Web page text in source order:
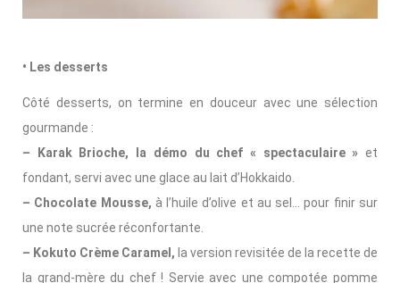
• Les desserts
Côté desserts, on termine en douceur avec une sélection
gourmande :
– Karak Brioche, la démo du chef « spectaculaire » et
fondant, servi avec une glace au lait d’Hokkaido.
– Chocolate Mousse, à l’huile d’olive et au sel… pour finir sur
une note sucrée réconfortante.
– Kokuto Crème Caramel, la version revisitée de la recette de
la grand-mère du chef ! Servie avec une compotée pomme